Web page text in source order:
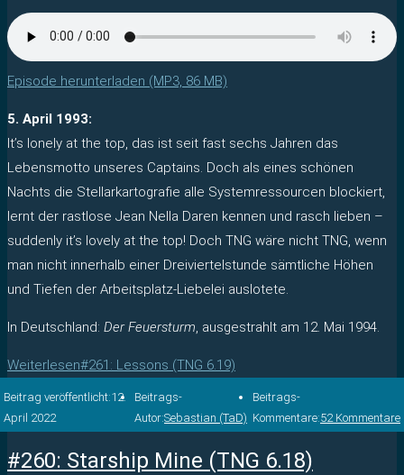
Episode herunterladen (MP3, 86 MB)
5. April 1993:
It’s lonely at the top, das ist seit fast sechs Jahren das
Lebensmotto unseres Captains. Doch als eines schönen
Nachts die Stellarkartografie alle Systemressourcen blockiert,
lernt der rastlose Jean Nella Daren kennen und rasch lieben –
suddenly it’s lovely at the top! Doch TNG wäre nicht TNG, wenn
man nicht innerhalb einer Dreiviertelstunde sämtliche Höhen
und Tiefen der Arbeitsplatz-Liebelei auslotete.
In Deutschland: Der Feuersturm, ausgestrahlt am 12. Mai 1994.
Weiterlesen#261: Lessons (TNG 6.19)
Beitrag veröffentlicht:12.
April 2022
Beitrags-
Autor:Sebastian (TaD)
Beitrags-
Kommentare:52 Kommentare
#260: Starship Mine (TNG 6.18)